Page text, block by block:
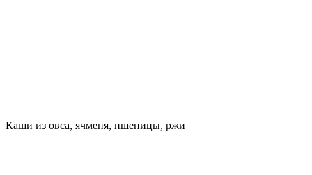
Каши из овса, ячменя, пшеницы, ржи